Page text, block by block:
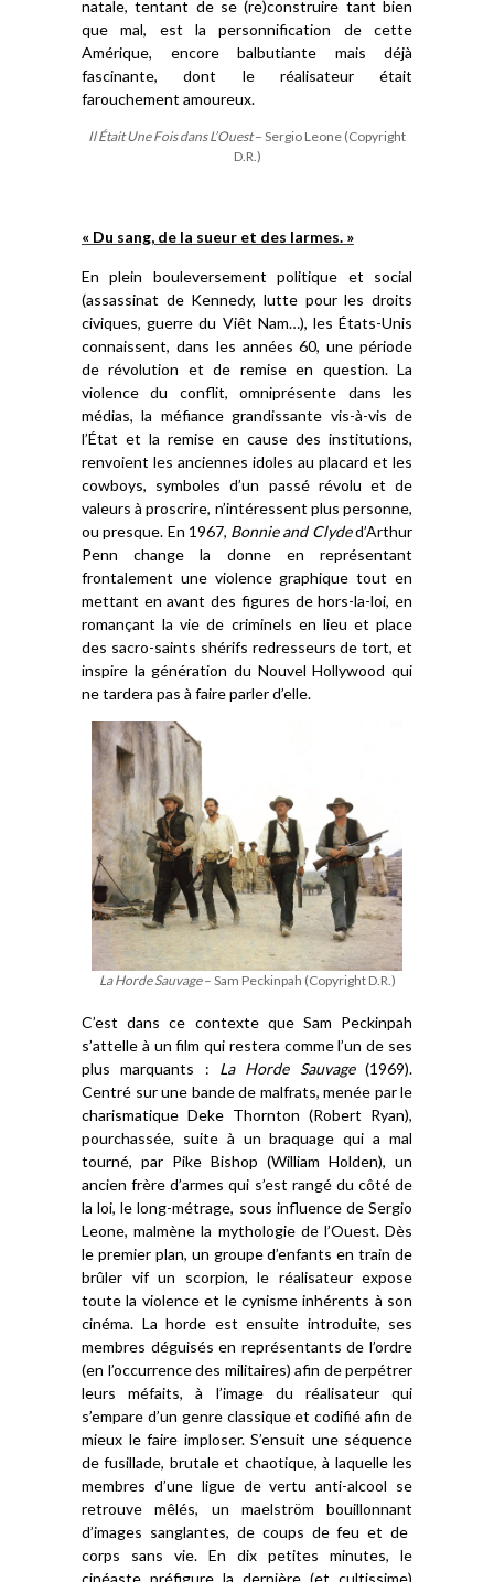
natale, tentant de se (re)construire tant bien
que mal, est la personnification decette
Amérique,
encore balbutiante mais déjà
fascinante,dont le réalisateur était
farouchement amoureux.
Il Était Une Fois dans L’Ouest– Sergio Leone (Copyright
D.R.)
« Du sang, de la sueur et des larmes. »
En plein bouleversement politique et social
(assassinat de Kennedy, lutte pour les droits
civiques, guerre du Viêt Nam…), les États-Unis
connaissent, dans les années 60, une période
de révolution et de remise en question. La
violence du conflit, omniprésente dans les
médias, la méfiance grandissante vis-à-vis de
l’État et la remise en cause des institutions,
renvoient les anciennes idoles au placard et les
cowboys, symboles d’un passé révolu et de
valeurs à proscrire, n’intéressent plus personne,
ou presque. En 1967, Bonnie and Clyded’Arthur
Penn change la donne en représentant
frontalement une violence graphique tout en
mettant en avant des figures de hors-la-loi, en
romançant la vie de criminels en lieu et place
des sacro-saints shérifs redresseurs de tort, et
inspire la génération du Nouvel Hollywood qui
ne tardera pas à faire parler d’elle.
La Horde Sauvage– Sam Peckinpah (Copyright D.R.)
C’est dans ce contexte que Sam Peckinpah
s’attelle à un film qui restera comme l’un de ses
plus marquants : La Horde Sauvage(1969).
Centré sur une bande de malfrats, menée par le
charismatique Deke Thornton (Robert Ryan),
pourchassée, suite à un braquage qui a mal
tourné, par Pike Bishop (William Holden), un
ancien frère d’armes qui s’est rangé du côté de
la loi,le long-métrage, sous influence de Sergio
Leone, malmène la mythologie de l’Ouest.Dès
le premier plan, un groupe d’enfants en train de
brûler vif un scorpion, le réalisateurexpose
toute la violence et le cynisme inhérents à son
cinéma. La horde est ensuite introduite, ses
membres déguisésen représentants de l’ordre
(en l’occurrence des militaires) afin de perpétrer
leurs méfaits, à l’image du réalisateur qui
s’empare d’un genre classiqueet codifié afin de
mieux le faire imploser. S’ensuit une séquence
defusillade, brutale et chaotique, à laquelle les
membres d’une ligue de vertu anti-alcool se
retrouvemêlés, un maelström
bouillonnant
d’images sanglantes, de coups de feu et de
corps sans vie. En dix petites minutes, le
cinéaste préfigure la dernière (et cultissime)